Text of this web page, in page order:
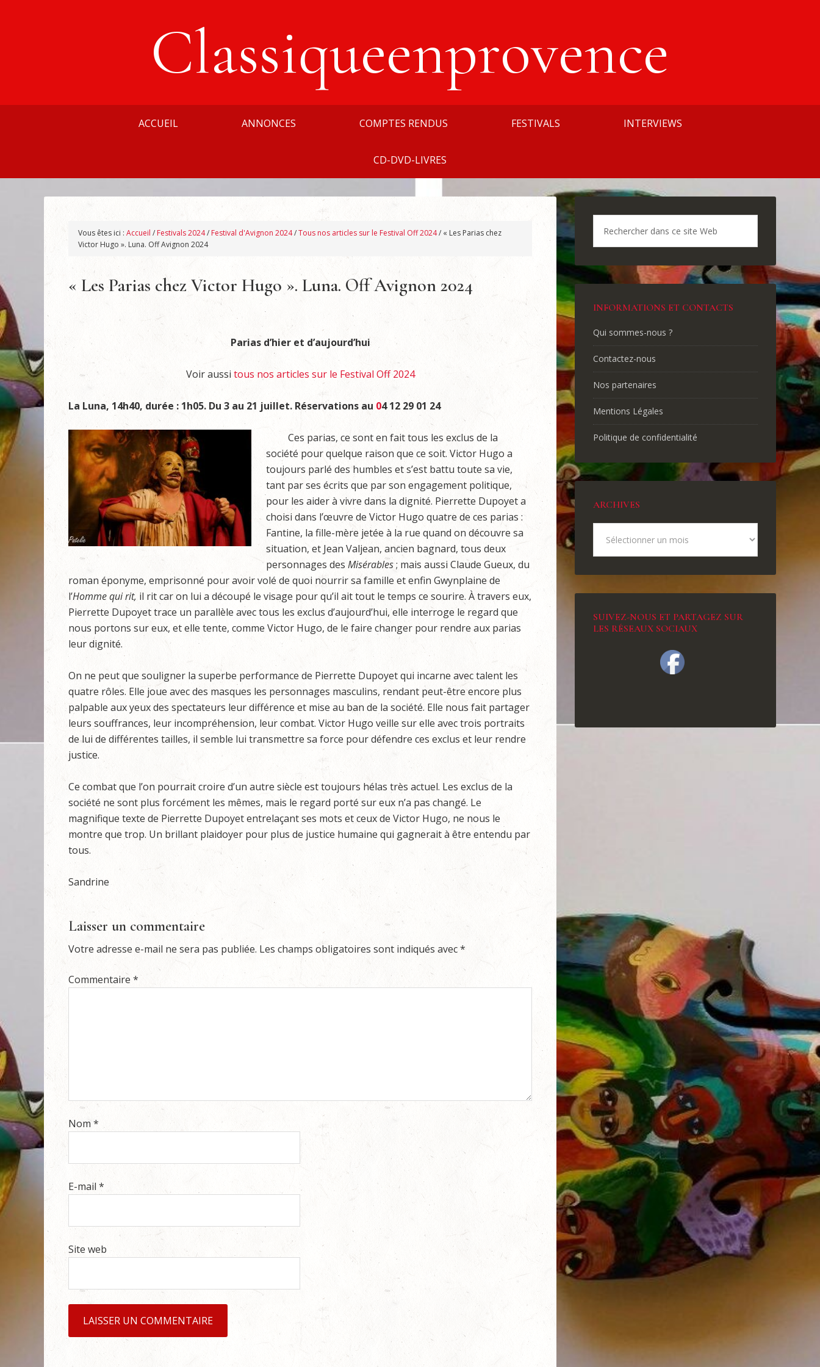
Classiqueenprovence
ACCUEIL ANNONCES COMPTES RENDUS FESTIVALS INTERVIEWS
CD-DVD-LIVRES
Vous êtes ici : Accueil / Festivals 2024/ Festival d'Avignon 2024/Tous nos articles sur le Festival Off 2024/ « Les Parias chez
Victor Hugo ». Luna. Off Avignon 2024
« Les Parias chez Victor Hugo ». Luna. Off Avignon 2024
Parias d’hier et d’aujourd’hui
Voir aussi tous nos articles sur le Festival Off 2024
La Luna, 14h40, durée : 1h05. Du 3 au 21 juillet. Réservations au 04 12 29 01 24
Ces parias, ce sont en fait tous les exclus de la
société pour quelque raison que ce soit. Victor Hugo a
toujours parlé des humbles et s’est battu toute sa vie,
tant par ses écrits que par son engagement politique,
pour les aider à vivre dans la dignité. Pierrette Dupoyet a
choisi dans l’œuvre de Victor Hugo quatre de ces parias :
Fantine, la fille-mère jetée à la rue quand on découvre sa
situation, et Jean Valjean, ancien bagnard, tous deux
personnages des Misérables; mais aussi Claude Gueux, du
roman éponyme, emprisonné pour avoir volé de quoi nourrir sa famille et enfin Gwynplaine de
l’Homme qui rit, il rit car on lui a découpé le visage pour qu’il ait tout le temps ce sourire. À travers eux,
Pierrette Dupoyet trace un parallèle avec tous les exclus d’aujourd’hui, elle interroge le regard que
nous portons sur eux, et elle tente, comme Victor Hugo, de le faire changer pour rendre aux parias
leur dignité.
On ne peut que souligner la superbe performance de Pierrette Dupoyet qui incarne avec talent les
quatre rôles. Elle joue avec des masques les personnages masculins, rendant peut-être encore plus
palpable aux yeux des spectateurs leur différence et mise au ban de la société. Elle nous fait partager
leurs souffrances, leur incompréhension, leur combat. Victor Hugo veille sur elle avec trois portraits
de lui de différentes tailles, il semble lui transmettre sa force pour défendre ces exclus et leur rendre
justice.
Ce combat que l’on pourrait croire d’un autre siècle est toujours hélas très actuel. Les exclus de la
société ne sont plus forcément les mêmes, mais le regard porté sur eux n’a pas changé. Le
magnifique texte de Pierrette Dupoyet entrelaçant ses mots et ceux de Victor Hugo, ne nous le
montre que trop. Un brillant plaidoyer pour plus de justice humaine qui gagnerait à être entendu par
tous.
Sandrine
Laisser un commentaire
Votre adresse e-mail ne sera pas publiée. Les champs obligatoires sont indiqués avec*
Commentaire *
Nom *
E-mail *
Site web
INFORMATIONS ET CONTACTS
Qui sommes-nous ?
Contactez-nous
Nos partenaires
Mentions Légales
Politique de confidentialité
ARCHIVES
SUIVEZ-NOUS ET PARTAGEZ SUR
LES RÉSEAUX SOCIAUX